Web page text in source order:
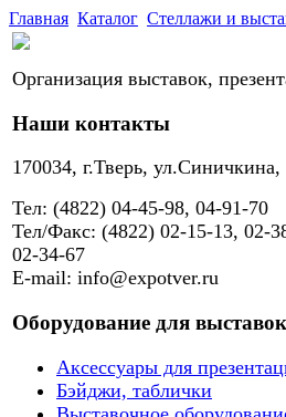
Главная Каталог Стеллажи и
Организация выставок,
Наши контакты
170034, г.Тверь, ул.Синичкина,
Тел: (4822) 04-45-98, 04-91-70
Тел/Факс: (4822) 02-15-13, 02-
02-34-67
E-mail: info@expotver.ru
Оборудование для
Аксессуары для
Бэйджи, таблички